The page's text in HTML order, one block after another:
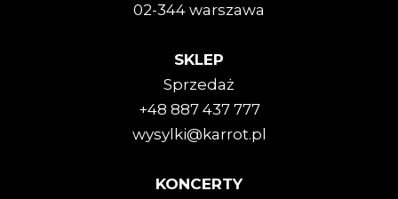
02-344 warszawa
SKLEP
Sprzedaż
+48 887 437 777
wysylki@karrot.pl
KONCERTY